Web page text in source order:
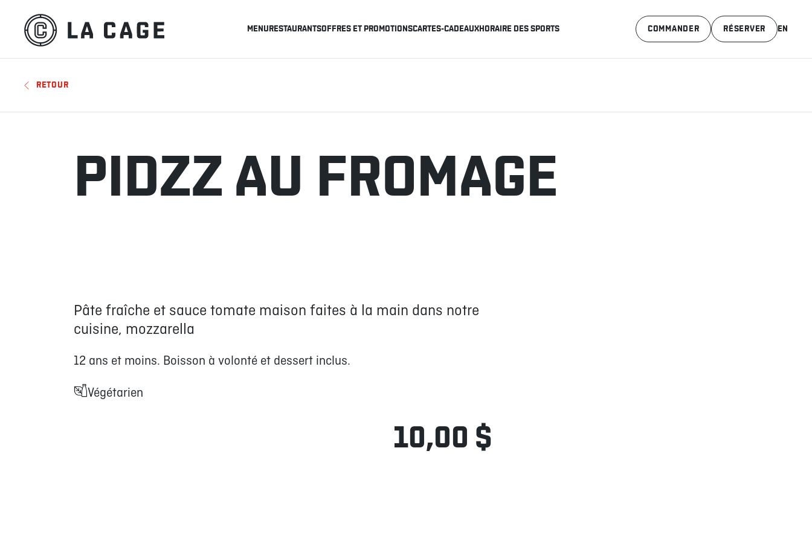
MENURESTAURANTSOFFRES ET PROMOTIONSCARTES-CADEAUXHORAIRE DES SPORTS RÉSERVER
COMMANDER EN
RETOUR
PIDZZ AU FROMAGE
Pâte fraîche et sauce tomate maison faites à la main dans notre
cuisine, mozzarella
12 ans et moins. Boisson à volonté et dessert inclus.
Végétarien
10,00 $